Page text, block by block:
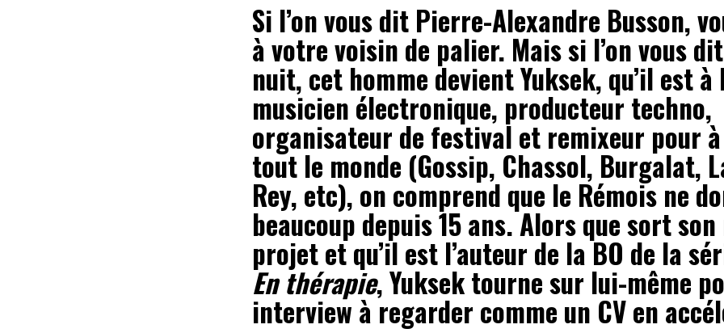
Si l’on vous dit Pierre-Alexandre Busson,
à votre voisin de palier. Mais si l’on vous
nuit, cet homme devient Yuksek, qu’il est
musicien électronique, producteur techno,
organisateur de festival et remixeur pour
tout le monde (Gossip, Chassol, Burgalat,
Rey, etc), on comprend que le Rémois ne
beaucoup depuis 15 ans. Alors que sort son
projet et qu’il est l’auteur de la BO de la
En thérapie, Yuksek tourne sur lui-même
interview à regarder comme un CV en